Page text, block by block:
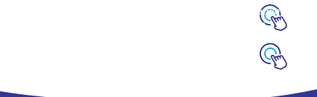
woorden en klanken
uit Letterliedjes